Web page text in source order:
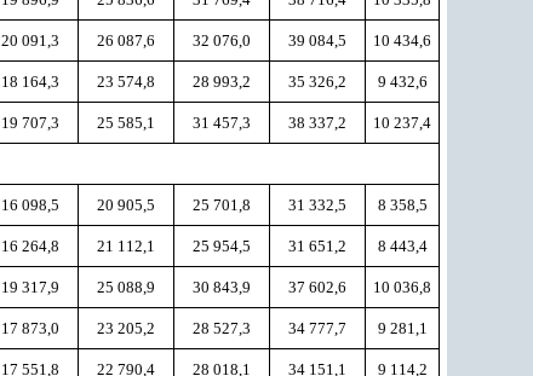
20 091,3 26 087,6 32 076,0 39 084,5 10 434,6
18 164,3 23 574,8 28 993,2 35 326,2 9 432,6
19 707,3 25 585,1 31 457,3 38 337,2 10 237,4
16 098,5 20 905,5 25 701,8 31 332,5 8 358,5
16 264,8 21 112,1 25 954,5 31 651,2 8 443,4
19 317,9 25 088,9 30 843,9 37 602,6 10 036,8
17 873,0 23 205,2 28 527,3 34 777,7 9 281,1
17 551,8 22 790,4 28 018,1 34 151,1 9 114,2